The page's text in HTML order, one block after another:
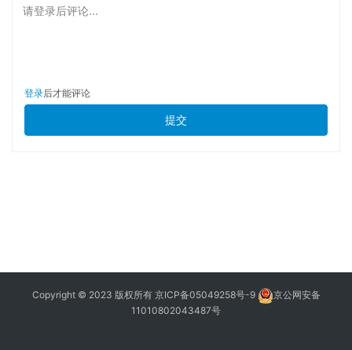
请登录后评论...
登录后才能评论
提交
Copyright © 2023 版权所有 京ICP备05049258号-9
京公网安备
11010802043487号